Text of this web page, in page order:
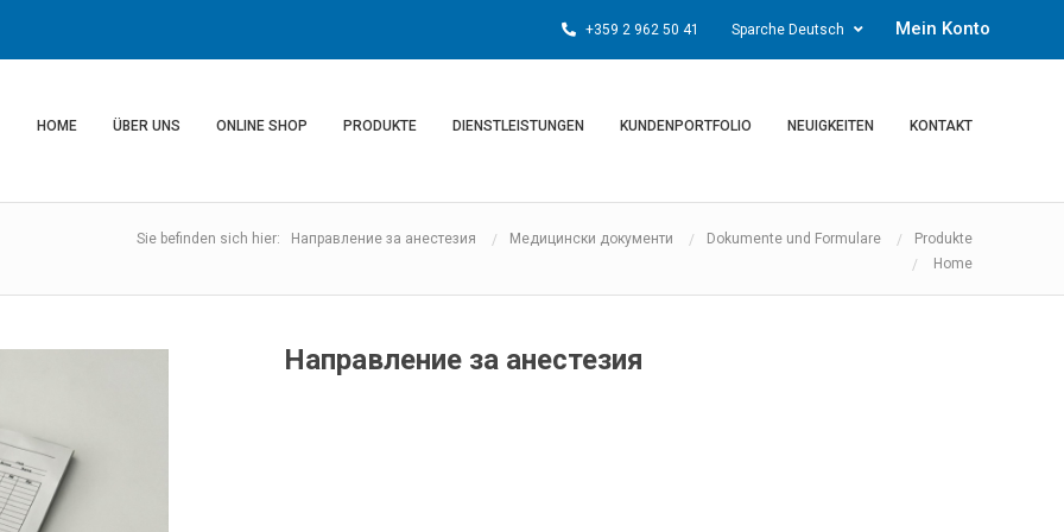
+359 2 962 50 41 Sparche Deutsch Mein Konto
HOME ÜBER UNS ONLINE SHOP PRODUKTE DIENSTLEISTUNGEN KUNDENPORTFOLIO NEUIGKEITEN KONTAKT
Sie befinden sich hier: Направление за анестезия Медицински документи Dokumente und Formulare
Produkte
Home
Направление за анестезия